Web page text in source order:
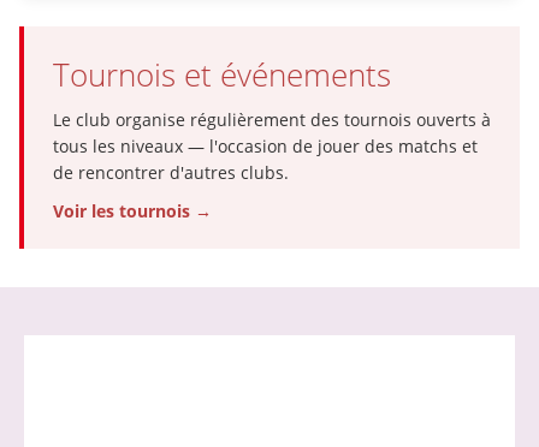
Tournois et événements
Le club organise régulièrement des tournois ouverts à
tous les niveaux — l'occasion de jouer des matchs et
de rencontrer d'autres clubs.
Voir les tournois →